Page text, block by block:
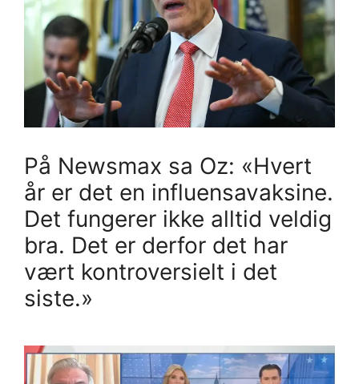
På Newsmax sa Oz: «Hvert
år er det en influensavaksine.
Det fungerer ikke alltid veldig
bra. Det er derfor det har
vært kontroversielt i det
siste.»